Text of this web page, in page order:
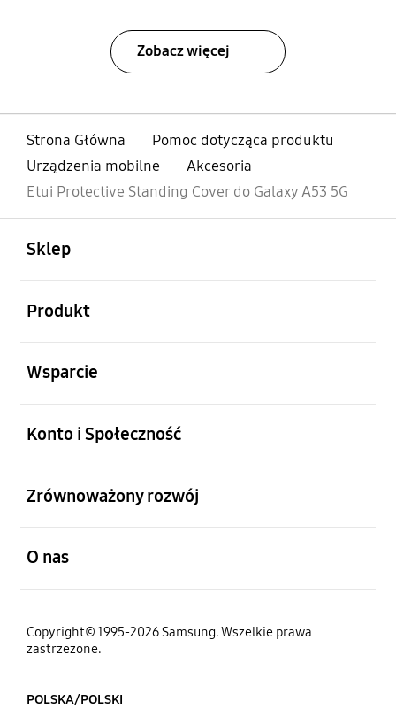
Zobacz więcej
Strona Główna
Pomoc dotycząca produktu
Urządzenia mobilne
Akcesoria
Etui Protective Standing Cover do Galaxy A53 5G
Sklep
Produkt
Wsparcie
Konto i Społeczność
Zrównoważony rozwój
O nas
Copyright© 1995-2026 Samsung. Wszelkie prawa
zastrzeżone.
POLSKA/POLSKI